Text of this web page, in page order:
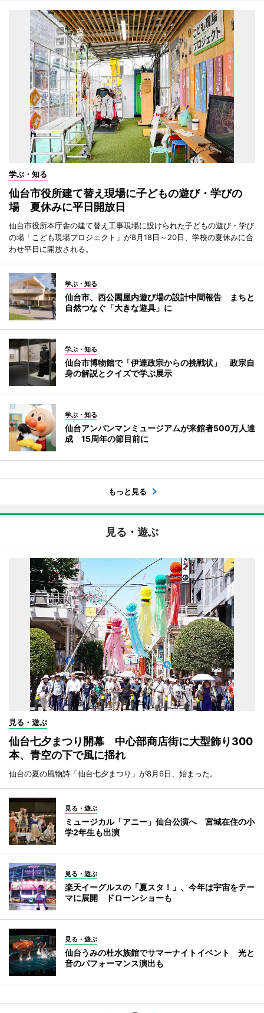
学ぶ・知る
仙台市役所建て替え現場に子どもの遊び・学びの
場 夏休みに平日開放日
仙台市役所本庁舎の建て替え工事現場に設けられた子どもの遊び・学び
の場「こども現場プロジェクト」が8月18日～20日、学校の夏休みに合
わせ平日に開放される。
学ぶ・知る
仙台市、西公園屋内遊び場の設計中間報告 まちと
自然つなぐ「大きな遊具」に
学ぶ・知る
仙台市博物館で「伊達政宗からの挑戦状」 政宗自
身の解説とクイズで学ぶ展示
学ぶ・知る
仙台アンパンマンミュージアムが来館者500万人達
成 15周年の節目前に
もっと見る
見る・遊ぶ
見る・遊ぶ
仙台七夕まつり開幕 中心部商店街に大型飾り300
本、青空の下で風に揺れ
仙台の夏の風物詩「仙台七夕まつり」が8月6日、始まった。
見る・遊ぶ
ミュージカル「アニー」仙台公演へ 宮城在住の小
学2年生も出演
見る・遊ぶ
楽天イーグルスの「夏スタ！」、今年は宇宙をテー
マに展開 ドローンショーも
見る・遊ぶ
仙台うみの杜水族館でサマーナイトイベント 光と
音のパフォーマンス演出も